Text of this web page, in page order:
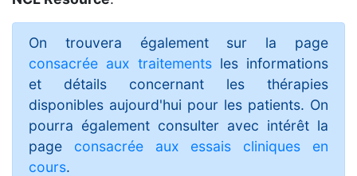
On trouvera également sur la page
consacrée aux traitements les informations
et détails concernant les thérapies
disponibles aujourd'hui pour les patients. On
pourra également consulter avec intérêt la
page consacrée aux essais cliniques en
cours.